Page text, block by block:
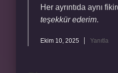
Her ayrıntıda aynı
teşekkür ederim.
Ekim 10, 2025 Yanıtla